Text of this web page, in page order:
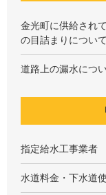
金光町に供給され
の目詰まりについて
道路上の漏水につ
指定給水工事業者
水道料金・下水道